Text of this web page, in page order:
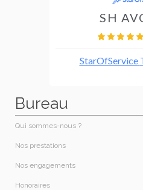
Bureau
Qui sommes-nous ?​
Nos prestations​
Nos engagements
Honoraires​